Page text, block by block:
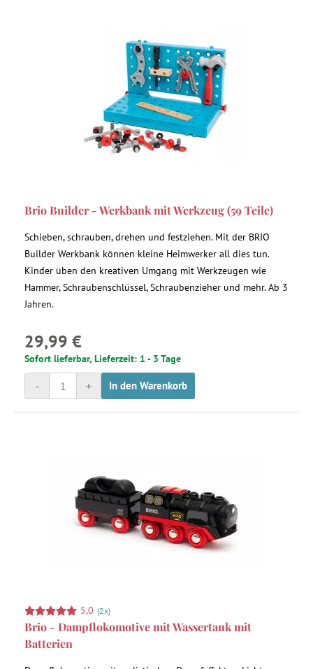
Brio Builder - Werkbank mit Werkzeug (59 Teile)
Schieben, schrauben, drehen und festziehen. Mit der BRIO
Builder Werkbank können kleine Heimwerker all dies tun.
Kinder üben den kreativen Umgang mit Werkzeugen wie
Hammer, Schraubenschlüssel, Schraubenzieher und mehr. Ab 3
Jahren.
29,99 €
Sofort lieferbar, Lieferzeit: 1 - 3 Tage
+
- In den Warenkorb
5,0 (2x)
Brio - Dampflokomotive mit Wassertank mit
Batterien